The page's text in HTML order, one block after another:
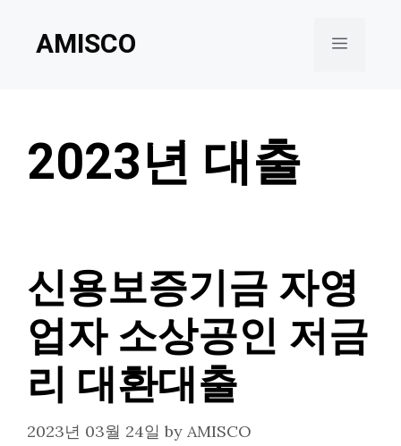
AMISCO Menu
2023년 대출
신용보증기금 자영
업자 소상공인 저금
리 대환대출
2023년 03월 24일 by AMISCO